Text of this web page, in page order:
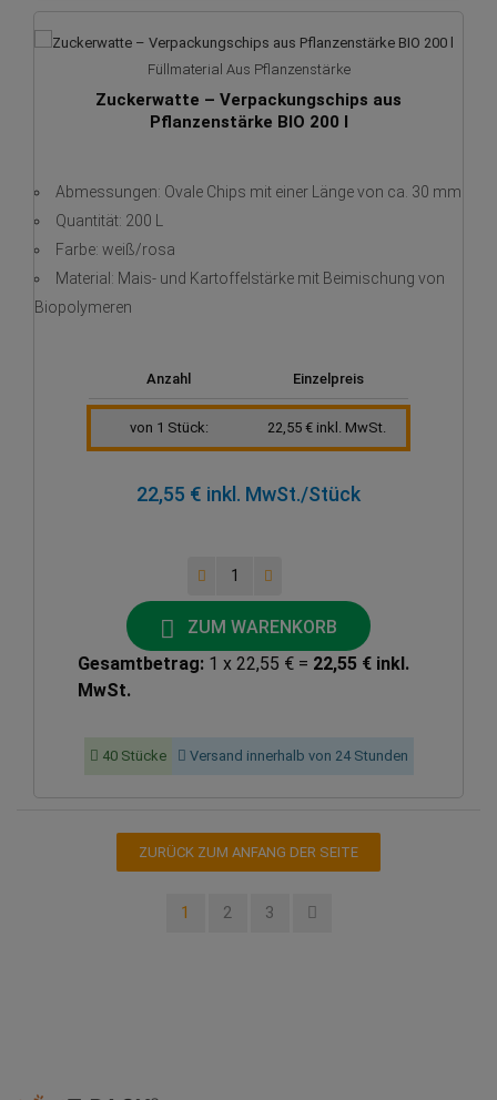
Füllmaterial Aus Pflanzenstärke
Zuckerwatte – Verpackungschips aus
Pflanzenstärke BIO 200 l
Abmessungen: Ovale Chips mit einer Länge von ca. 30 mm
Quantität: 200 L
Farbe: weiß/rosa
Material: Mais- und Kartoffelstärke mit Beimischung von
Biopolymeren
Anzahl Einzelpreis
von 1 Stück: 22,55 € inkl. MwSt.
22,55 € inkl. MwSt./Stück
ZUM WARENKORB
Gesamtbetrag: 1 x 22,55 € = 22,55 € inkl.
MwSt.
40 Stücke Versand innerhalb von 24 Stunden
ZURÜCK ZUM ANFANG DER SEITE
1 2 3